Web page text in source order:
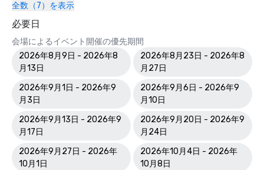
全数（7）を表示
必要日
会場によるイベント開催の優先期間
2026年8月9日 - 2026年8
月13日
2026年8月23日 - 2026年8
月27日
2026年9月1日 - 2026年9
月3日
2026年9月6日 - 2026年9
月10日
2026年9月13日 - 2026年9
月17日
2026年9月20日 - 2026年9
月24日
2026年9月27日 - 2026年
10月1日
2026年10月4日 - 2026年
10月8日